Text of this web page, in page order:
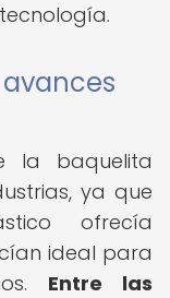
la baquelita
ya que
ofrecía
ideal para
Entre las